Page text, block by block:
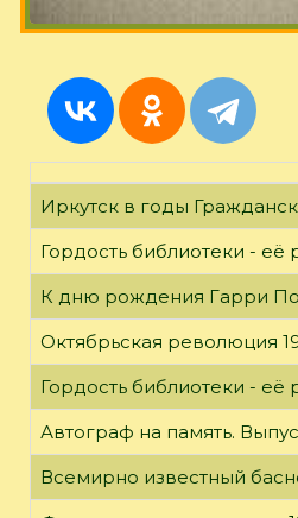
Иркутск в годы
Гордость библиотеки - её
К дню рождения Гарри
Октябрьская революция
Гордость библиотеки - её
Автограф на память.
Всемирно известный